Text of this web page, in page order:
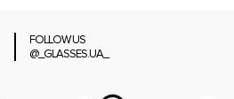
FOLLOW US
@_GLASSES.UA_